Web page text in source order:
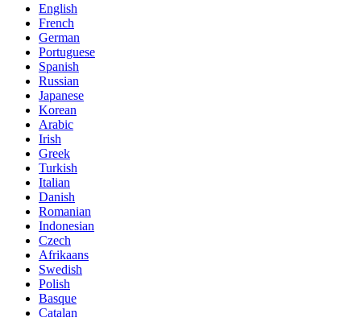
English
French
German
Portuguese
Spanish
Russian
Japanese
Korean
Arabic
Irish
Greek
Turkish
Italian
Danish
Romanian
Indonesian
Czech
Afrikaans
Swedish
Polish
Basque
Catalan